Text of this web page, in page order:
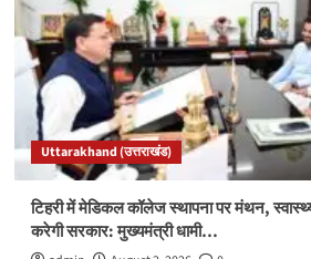
Uttarakhand (उत्तराखंड)
टिहरी में मेडिकल कॉलेज स्थापना पर मंथन,
करेगी सरकार: मुख्यमंत्री धामी…